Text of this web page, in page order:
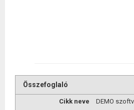
Összefoglaló
Cikk neve
DEMO